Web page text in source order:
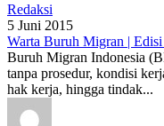
Redaksi
5 Juni 2015
Warta Buruh Migran |
Buruh Migran Indonesia
tanpa prosedur, kondisi
hak kerja, hingga tindak...